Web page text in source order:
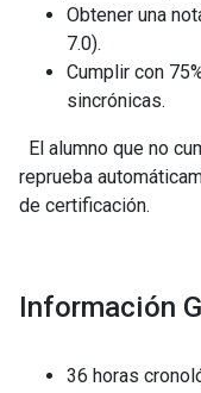
Obtener una
7.0).
Cumplir con
sincrónicas.
El alumno que no
reprueba
de certificación.
Información
36 horas